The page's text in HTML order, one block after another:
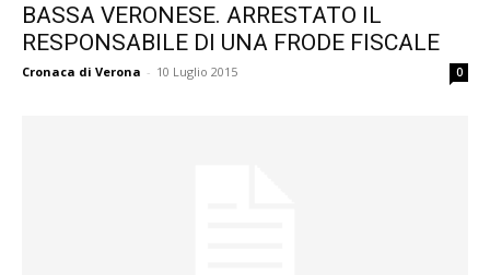
BASSA VERONESE. ARRESTATO IL
RESPONSABILE DI UNA FRODE FISCALE
Cronaca di Verona - 10 Luglio 2015 0